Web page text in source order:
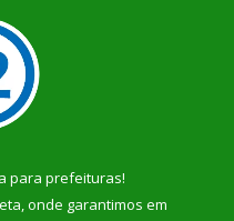
para prefeituras!
onde garantimos em